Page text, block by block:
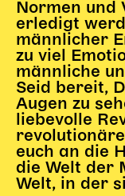
HAUS
Über Uns
Unser Blog
Team
Bühnen +
Leitlinien
Partner*innen
Normen und
erledigt
männlicher
zu viel
männliche
Seid bereit,
Augen zu
liebevolle
euch an die
die Welt der
Welt, in der